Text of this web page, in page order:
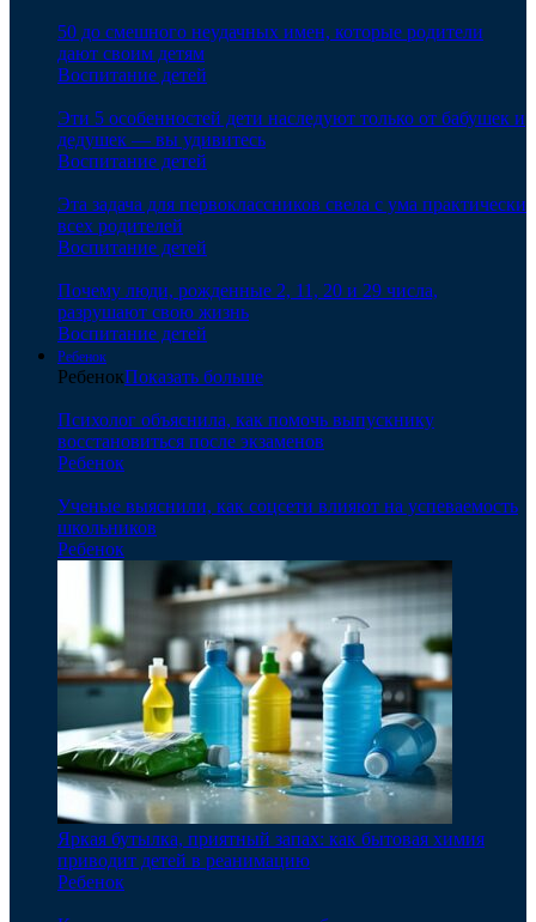
50 до смешного неудачных имен, которые родители
дают своим детям
Воспитание детей
Эти 5 особенностей дети наследуют только от бабушек и
дедушек — вы удивитесь
Воспитание детей
Эта задача для первоклассников свела с ума практически
всех родителей
Воспитание детей
Почему люди, рожденные 2, 11, 20 и 29 числа,
разрушают свою жизнь
Воспитание детей
Ребенок
РебенокПоказать больше
Психолог объяснила, как помочь выпускнику
восстановиться после экзаменов
Ребенок
Ученые выяснили, как соцсети влияют на успеваемость
школьников
Ребенок
Яркая бутылка, приятный запах: как бытовая химия
приводит детей в реанимацию
Ребенок